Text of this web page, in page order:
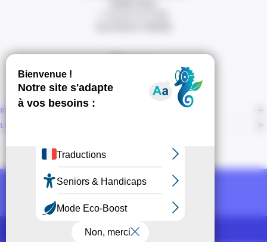
PAGES
LIENS CONNEXES
Recevoir la newsletter CCI
CCI Espace Presse